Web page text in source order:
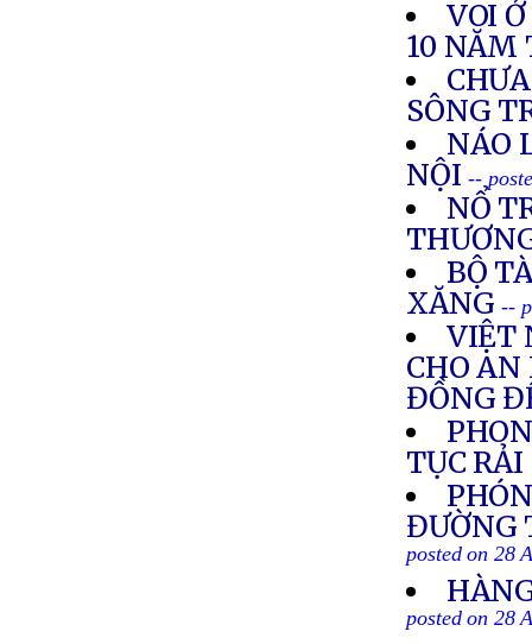
VOI
10 NĂM
SÔNG
NÁO
NỘI--
NỔ
BỘ
XĂNG --
VIỆT
CHO AN
ĐỒNG
TỤC
ĐƯỜNG
posted on 28
posted on 28